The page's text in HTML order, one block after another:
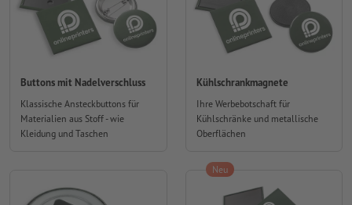
Buttons mit Nadelverschluss
Klassische Ansteckbuttons für
Materialien aus Stoff - wie
Kleidung und Taschen
Kühlschrankmagnete
Ihre Werbebotschaft für
Kühlschränke und metallische
Oberflächen
Neu